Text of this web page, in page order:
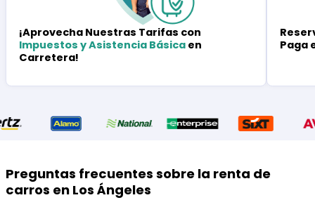
¡Aprovecha Nuestras Tarifas con
Impuestos y Asistencia Básica en
Carretera!
Paga
Preguntas frecuentes sobre la renta de
carros en Los Ángeles